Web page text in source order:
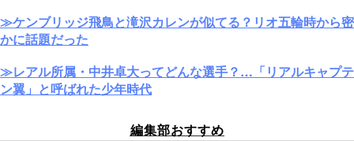
≫ケンブリッジ飛鳥と滝沢カレンが似てる？リオ五輪時から密
かに話題だった
≫レアル所属・中井卓大ってどんな選手？…「リアルキャプテ
ン翼」と呼ばれた少年時代
編集部おすすめ